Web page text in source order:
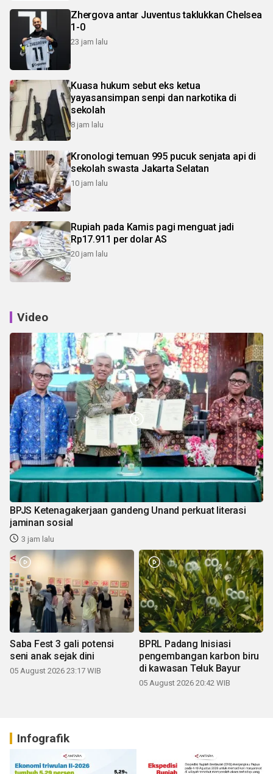
Zhergova antar Juventus taklukkan Chelsea
1-0
23 jam lalu
Kuasa hukum sebut eks ketua
yayasansimpan senpi dan narkotika di
sekolah
8 jam lalu
Kronologi temuan 995 pucuk senjata api di
sekolah swasta Jakarta Selatan
10 jam lalu
Rupiah pada Kamis pagi menguat jadi
Rp17.911 per dolar AS
20 jam lalu
Video
BPJS Ketenagakerjaan gandeng Unand perkuat literasi
jaminan sosial
3 jam lalu
Saba Fest 3 gali potensi
seni anak sejak dini
05 August 2026 23:17 WIB
BPRL Padang Inisiasi
pengembangan karbon biru
di kawasan Teluk Bayur
05 August 2026 20:42 WIB
Infografik